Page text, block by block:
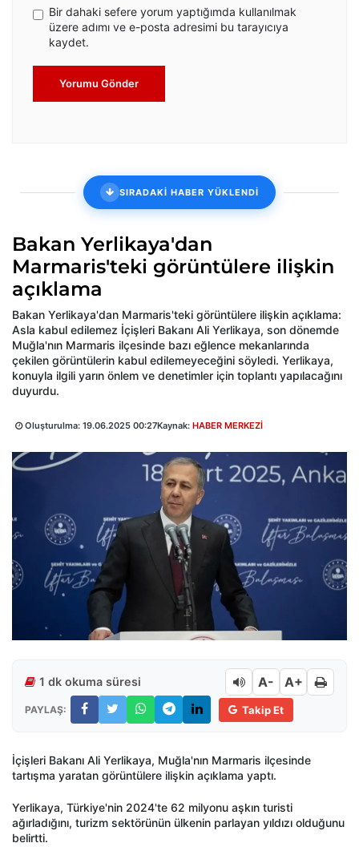
Bir dahaki sefere yorum yaptığımda kullanılmak
üzere adımı ve e-posta adresimi bu tarayıcıya
kaydet.
Yorumu Gönder
SIRADAKİ HABER YÜKLENDİ
Bakan Yerlikaya'dan
Marmaris'teki görüntülere ilişkin
açıklama
Bakan Yerlikaya'dan Marmaris'teki görüntülere ilişkin açıklama:
Asla kabul edilemez İçişleri Bakanı Ali Yerlikaya, son dönemde
Muğla'nın Marmaris ilçesinde bazı eğlence mekanlarında
çekilen görüntülerin kabul edilemeyeceğini söyledi. Yerlikaya,
konuyla ilgili yarın önlem ve denetimler için toplantı yapılacağını
duyurdu.
Oluşturulma: 19.06.2025 00:27Kaynak: HABER MERKEZİ
1 dk okuma süresi A- A+
PAYLAŞ: Takip Et
İçişleri Bakanı Ali Yerlikaya, Muğla'nın Marmaris ilçesinde
tartışma yaratan görüntülere ilişkin açıklama yaptı.
Yerlikaya, Türkiye'nin 2024'te 62 milyonu aşkın turisti
ağırladığını, turizm sektörünün ülkenin parlayan yıldızı olduğunu
belirtti.